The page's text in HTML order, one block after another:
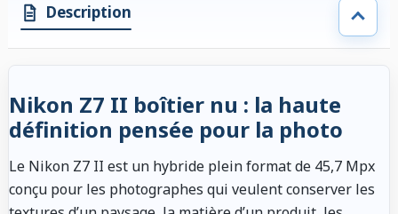
Description
Nikon Z7 II boîtier nu : la haute
définition pensée pour la photo
Le Nikon Z7 II est un hybride plein format de 45,7 Mpx
conçu pour les photographes qui veulent conserver les